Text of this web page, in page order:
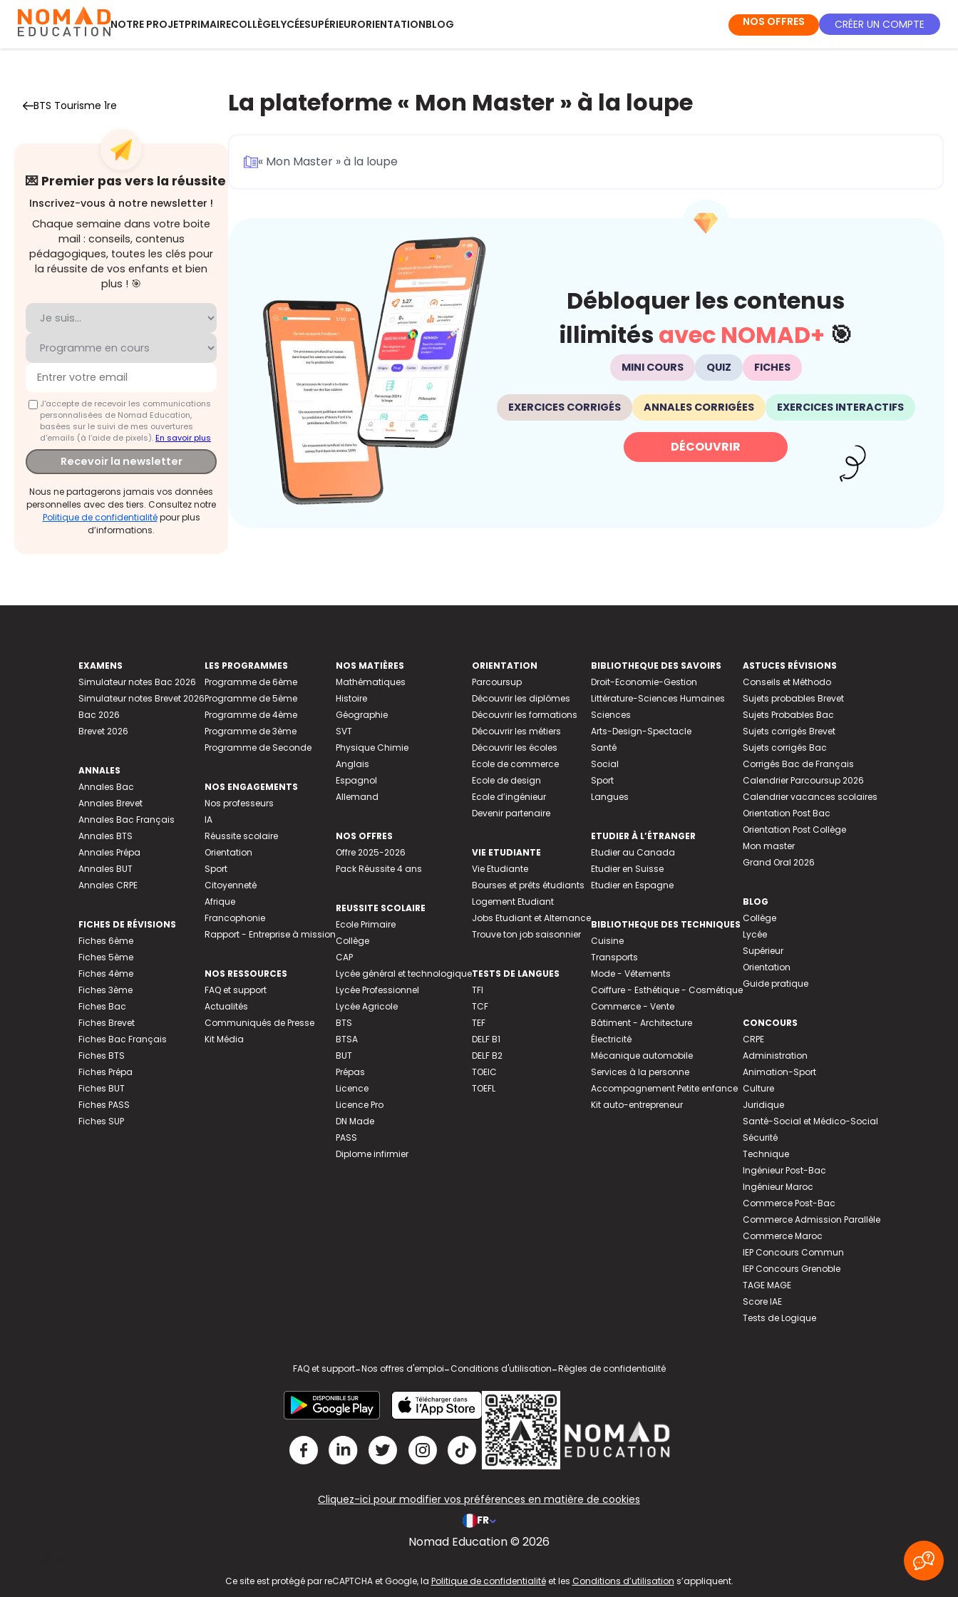
NOTRE PROJETPRIMAIRECOLLÈGELYCÉESUPÉRIEURORIENTATIONBLOG NOS OFFRES CRÉER UN COMPTE
BTS Tourisme 1re
💌 Premier pas vers la réussite
Inscrivez-vous à notre newsletter !
Chaque semaine dans votre boite
mail : conseils, contenus
pédagogiques, toutes les clés pour
la réussite de vos enfants et bien
plus ! 🎯
J'accepte de recevoir les communications
personnalisées de Nomad Education,
basées sur le suivi de mes ouvertures
d'emails (à l’aide de pixels).En savoir plus
Recevoir la newsletter
Nous ne partagerons jamais vos données
personnelles avec des tiers. Consultez notre
Politique de confidentialitépour plus
d’informations.
La plateforme « Mon Master » à la loupe
« Mon Master » à la loupe
Débloquer les contenus
illimités avec NOMAD+ 🎯
MINI COURS QUIZ FICHES
EXERCICES CORRIGÉS ANNALES CORRIGÉES EXERCICES INTERACTIFS
DÉCOUVRIR
EXAMENS
Simulateur notes Bac 2026
Simulateur notes Brevet 2026
Bac 2026
Brevet 2026
ANNALES
Annales Bac
Annales Brevet
Annales Bac Français
Annales BTS
Annales Prépa
Annales BUT
Annales CRPE
FICHES DE RÉVISIONS
Fiches 6ème
Fiches 5ème
Fiches 4ème
Fiches 3ème
Fiches Bac
Fiches Brevet
Fiches Bac Français
Fiches BTS
Fiches Prépa
Fiches BUT
Fiches PASS
Fiches SUP
LES PROGRAMMES
Programme de 6ème
Programme de 5ème
Programme de 4ème
Programme de 3ème
Programme de Seconde
NOS ENGAGEMENTS
Nos professeurs
IA
Réussite scolaire
Orientation
Sport
Citoyenneté
Afrique
Francophonie
Rapport - Entreprise à mission
NOS RESSOURCES
FAQ et support
Actualités
Communiqués de Presse
Kit Média
NOS MATIÈRES
Mathématiques
Histoire
Géographie
SVT
Physique Chimie
Anglais
Espagnol
Allemand
NOS OFFRES
Offre 2025-2026
Pack Réussite 4 ans
REUSSITE SCOLAIRE
Ecole Primaire
Collège
CAP
Lycée général et technologique
Lycée Professionnel
Lycée Agricole
BTS
BTSA
BUT
Prépas
Licence
Licence Pro
DN Made
PASS
Diplome infirmier
ORIENTATION
Parcoursup
Découvrir les diplômes
Découvrir les formations
Découvrir les métiers
Découvrir les écoles
Ecole de commerce
Ecole de design
Ecole d’ingénieur
Devenir partenaire
VIE ETUDIANTE
Vie Etudiante
Bourses et prêts étudiants
Logement Etudiant
Jobs Etudiant et Alternance
Trouve ton job saisonnier
TESTS DE LANGUES
TFI
TCF
TEF
DELF B1
DELF B2
TOEIC
TOEFL
BIBLIOTHEQUE DES SAVOIRS
Droit-Economie-Gestion
Littérature-Sciences Humaines
Sciences
Arts-Design-Spectacle
Santé
Social
Sport
Langues
ETUDIER À L’ÉTRANGER
Etudier au Canada
Etudier en Suisse
Etudier en Espagne
BIBLIOTHEQUE DES TECHNIQUES
Cuisine
Transports
Mode - Vêtements
Coiffure - Esthétique - Cosmétique
Commerce - Vente
Bâtiment - Architecture
Électricité
Mécanique automobile
Services à la personne
Accompagnement Petite enfance
Kit auto-entrepreneur
ASTUCES RÉVISIONS
Conseils et Méthodo
Sujets probables Brevet
Sujets Probables Bac
Sujets corrigés Brevet
Sujets corrigés Bac
Corrigés Bac de Français
Calendrier Parcoursup 2026
Calendrier vacances scolaires
Orientation Post Bac
Orientation Post Collège
Mon master
Grand Oral 2026
BLOG
Collège
Lycée
Supérieur
Orientation
Guide pratique
CONCOURS
CRPE
Administration
Animation-Sport
Culture
Juridique
Santé-Social et Médico-Social
Sécurité
Technique
Ingénieur Post-Bac
Ingénieur Maroc
Commerce Post-Bac
Commerce Admission Parallèle
Commerce Maroc
IEP Concours Commun
IEP Concours Grenoble
TAGE MAGE
Score IAE
Tests de Logique
FAQ et support-Nos offres d'emploi-Conditions d'utilisation-Règles de confidentialité
Cliquez-ici pour modifier vos préférences en matière de cookies
FR
Nomad Education © 2026
Ce site est protégé par reCAPTCHA et Google, la Politique de confidentialitéet les Conditions d’utilisation s’appliquent.